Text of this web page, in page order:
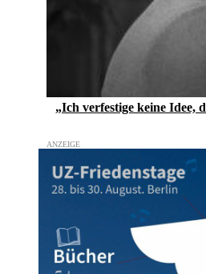
„Ich verfestige keine Idee,